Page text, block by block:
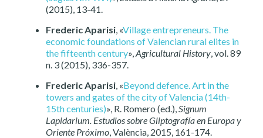
(2015), 13-41.
Frederic Aparisi, «Village entrepreneurs. The
economic foundations of Valencian rural elites in
the fifteenth century»,Agricultural History, vol. 89
n. 3 (2015), 336-357.
Frederic Aparisi, «Beyond defence. Art in the
towers and gates of the city of Valencia (14th-
15th centuries)», R. Romero (ed.),Signum
Lapidarium. Estudios sobre Gliptografía en Europa y
Oriente Próximo, València, 2015, 161-174.